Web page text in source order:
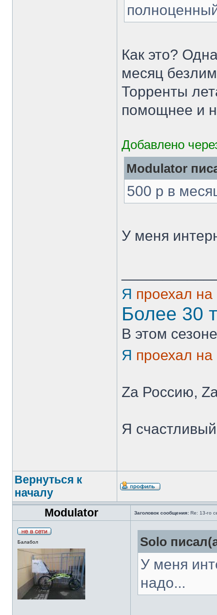
Как это?
месяц
Торренты
помощнее и
Добавлено
Modulator
500 р в
У меня
Я проехал на
Более 30
В этом
Я проехал на
Zа Россию,
Я
Вернуться к
началу
Modulator
Заголовок сообщения: Re: 13-го
Балабол Solo
У меня
надо...